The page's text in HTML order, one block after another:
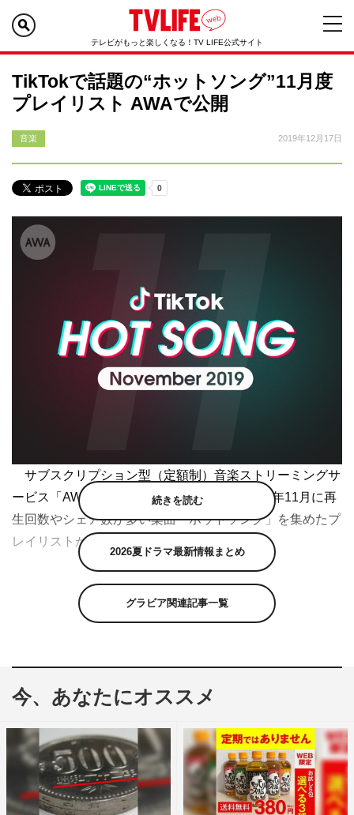
テレビがもっと楽しくなる！TV LIFE公式サイト
TikTokで話題の“ホットソング”11月度
プレイリスト AWAで公開
音楽 2019年12月17日
サブスクリプション型（定額制）音楽ストリーミングサ
ービス「AWA（アワ）で、TikTokの中で 2019年11月に再
生回数やシェア数が多い楽曲「ホットソング」を集めたプ
レイリストが公開された。
公開されたプレイリストは、2019年11月にTikTok上で
の再生回数、いいね数、シェア回数が多かった楽曲と、
TikTok運営側による推薦等から総合的な評価のもと選曲さ
音に音源が採用され、 一気に再生回数が上昇したヒップ
アヴィーチーの死後にリリースされ話題となった
「SOS（feat. Aloe Blacc）」や、韓国歌手Shaunが歌う
「Way Back Home」などが収録されている。
続きを読む
2026夏ドラマ最新情報まとめ
グラビア関連記事一覧
今、あなたにオススメ